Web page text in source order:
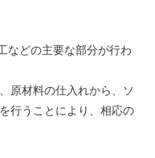
などの主要な部分が行わ
原材料の仕入れから、ソ
行うことにより、相応の